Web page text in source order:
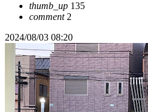
thumb_up 135
comment2
2024/08/03 08:20